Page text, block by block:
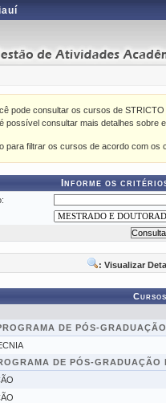
pode consultar os cursos de STRICTO
possível consultar mais detalhes
para filtrar os cursos de acordo com os
Informe os
: Visualizar
Cursos
DE PÓS-
DE PÓS-GRADUAÇÃO